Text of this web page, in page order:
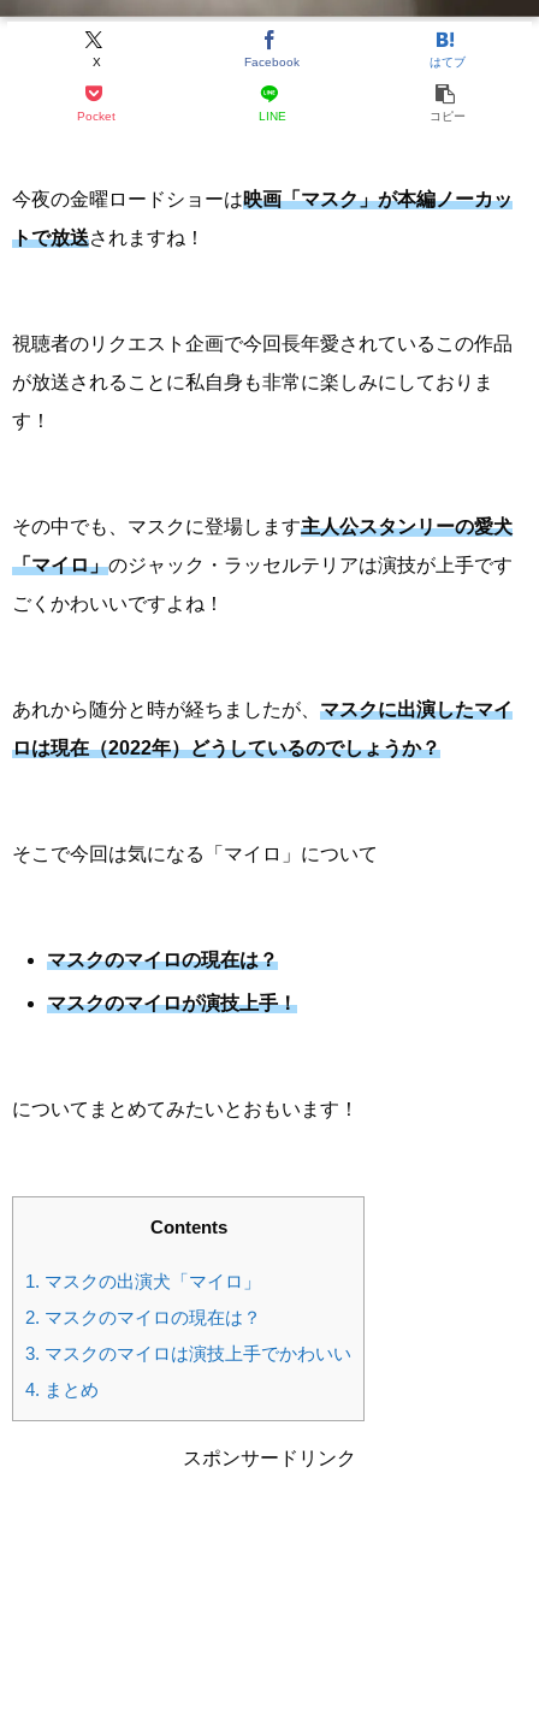
X Facebook はてブ
Pocket LINE コピー
今夜の金曜ロードショーは映画「マスク」が本編ノーカッ
トで放送されますね！
視聴者のリクエスト企画で今回長年愛されているこの作品
が放送されることに私自身も非常に楽しみにしておりま
す！
その中でも、マスクに登場します主人公スタンリーの愛犬
「マイロ」のジャック・ラッセルテリアは演技が上手です
ごくかわいいですよね！
あれから随分と時が経ちましたが、 マスクに出演したマイ
ロは現在（2022年）どうしているのでしょうか？
そこで今回は気になる「マイロ」について
マスクのマイロの現在は？
マスクのマイロが演技上手！
についてまとめてみたいとおもいます！
Contents
1. マスクの出演犬「マイロ」
2. マスクのマイロの現在は？
3. マスクのマイロは演技上手でかわいい
4. まとめ
スポンサードリンク